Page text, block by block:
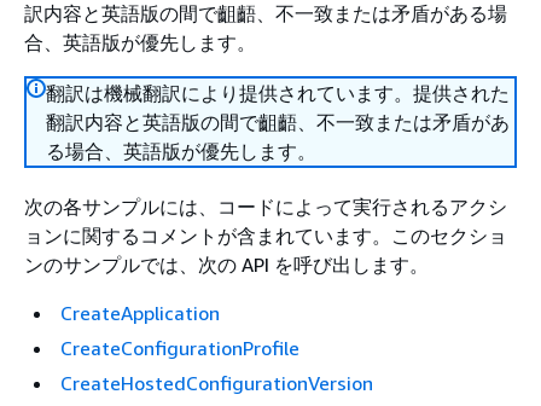
訳内容と英語版の間で齟齬、不一致または矛盾がある場
合、英語版が優先します。
翻訳は機械翻訳により提供されています。提供された
翻訳内容と英語版の間で齟齬、不一致または矛盾があ
る場合、英語版が優先します。
次の各サンプルには、コードによって実行されるアクシ
ョンに関するコメントが含まれています。このセクショ
ンのサンプルでは、次の API を呼び出します。
CreateApplication
CreateConfigurationProfile
CreateHostedConfigurationVersion